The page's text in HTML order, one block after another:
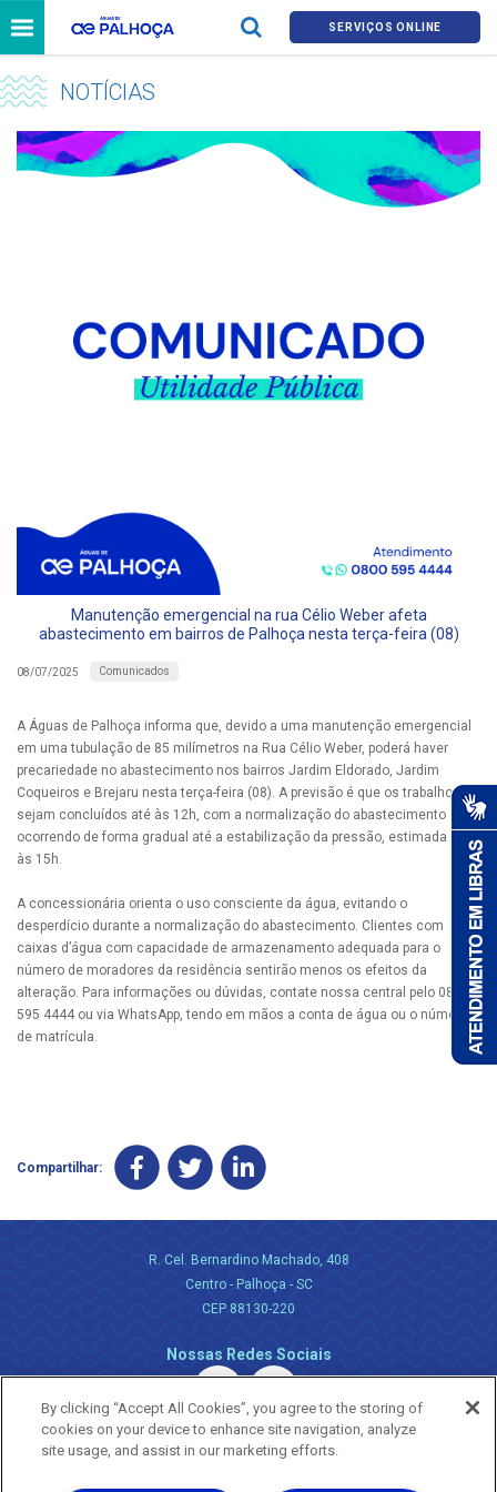
SERVIÇOS ONLINE
NOTÍCIAS
Manutenção emergencial na rua Célio Weber afeta
abastecimento em bairros de Palhoça nesta terça-feira (08)
08/07/2025 Comunicados
A Águas de Palhoça informa que, devido a uma manutenção emergencial
em uma tubulação de 85 milímetros na Rua Célio Weber, poderá haver
precariedade no abastecimento nos bairros Jardim Eldorado, Jardim
Coqueiros e Brejaru nesta terça-feira (08). A previsão é que os trabalhos
sejam concluídos até às 12h, com a normalização do abastecimento
ocorrendo de forma gradual até a estabilização da pressão, estimada para
às 15h.
A concessionária orienta o uso consciente da água, evitando o
desperdício durante a normalização do abastecimento. Clientes com
caixas d’água com capacidade de armazenamento adequada para o
número de moradores da residência sentirão menos os efeitos da
alteração. Para informações ou dúvidas, contate nossa central pelo 0800
595 4444 ou via WhatsApp, tendo em mãos a conta de água ou o número
de matrícula.
Compartilhar:
R. Cel. Bernardino Machado, 408
Centro - Palhoça - SC
CEP 88130-220
Nossas Redes Sociais
By clicking “Accept All Cookies”, you agree to the storing of
cookies on your device to enhance site navigation, analyze
site usage, and assist in our marketing efforts.